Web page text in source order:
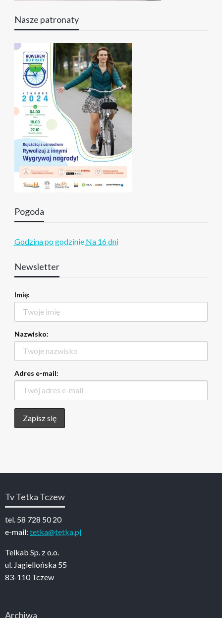
Nasze patronaty
Pogoda
Godzina po godzinie Na 16 dni
Newsletter
Imię:
Nazwisko:
Adres e-mail:
Tv Tetka Tczew
tel. 58 728 50 20
e-mail: tetka@tetka.pl
Telkab Sp. z o.o.
ul. Jagiellońska 55
83-110 Tczew
Archiwa